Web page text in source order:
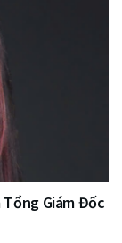
Giám Đốc